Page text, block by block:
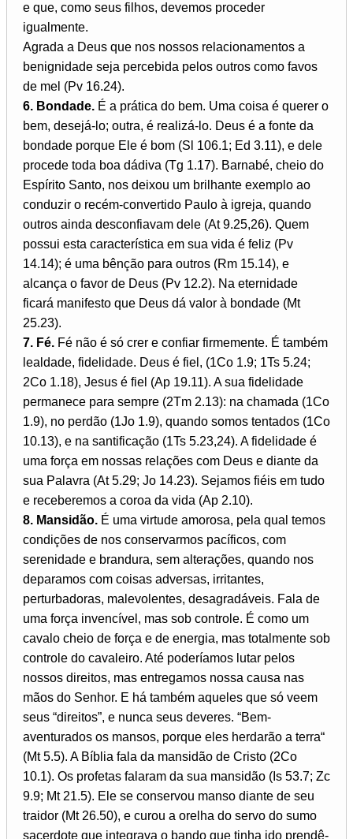
e que, como seus filhos, devemos proceder
igualmente.
Agrada a Deus que nos nossos relacionamentos a
benignidade seja percebida pelos outros como favos
de mel (Pv 16.24).
6. Bondade. É a prática do bem. Uma coisa é querer o
bem, desejá-lo; outra, é realizá-lo. Deus é a fonte da
bondade porque Ele é bom (Sl 106.1; Ed 3.11), e dele
procede toda boa dádiva (Tg 1.17). Barnabé, cheio do
Espírito Santo, nos deixou um brilhante exemplo ao
conduzir o recém-convertido Paulo à igreja, quando
outros ainda desconfiavam dele (At 9.25,26). Quem
possui esta característica em sua vida é feliz (Pv
14.14); é uma bênção para outros (Rm 15.14), e
alcança o favor de Deus (Pv 12.2). Na eternidade
ficará manifesto que Deus dá valor à bondade (Mt
25.23).
7. Fé. Fé não é só crer e confiar firmemente. É também
lealdade, fidelidade. Deus é fiel, (1Co 1.9; 1Ts 5.24;
2Co 1.18), Jesus é fiel (Ap 19.11). A sua fidelidade
permanece para sempre (2Tm 2.13): na chamada (1Co
1.9), no perdão (1Jo 1.9), quando somos tentados (1Co
10.13), e na santificação (1Ts 5.23,24). A fidelidade é
uma força em nossas relações com Deus e diante da
sua Palavra (At 5.29; Jo 14.23). Sejamos fiéis em tudo
e receberemos a coroa da vida (Ap 2.10).
8. Mansidão. É uma virtude amorosa, pela qual temos
condições de nos conservarmos pacíficos, com
serenidade e brandura, sem alterações, quando nos
deparamos com coisas adversas, irritantes,
perturbadoras, malevolentes, desagradáveis. Fala de
uma força invencível, mas sob controle. É como um
cavalo cheio de força e de energia, mas totalmente sob
controle do cavaleiro. Até poderíamos lutar pelos
nossos direitos, mas entregamos nossa causa nas
mãos do Senhor. E há também aqueles que só veem
seus “direitos”, e nunca seus deveres. “Bem-
aventurados os mansos, porque eles herdarão a terra“
(Mt 5.5). A Bíblia fala da mansidão de Cristo (2Co
10.1). Os profetas falaram da sua mansidão (Is 53.7; Zc
9.9; Mt 21.5). Ele se conservou manso diante de seu
traidor (Mt 26.50), e curou a orelha do servo do sumo
sacerdote que integrava o bando que tinha ido prendê-